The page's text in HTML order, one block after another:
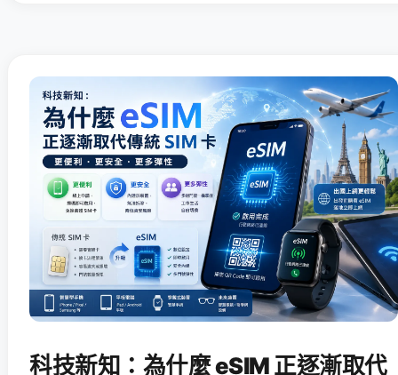
科技新知：為什麼 eSIM 正逐漸取代